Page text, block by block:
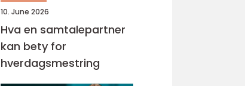
10. June 2026
Hva en samtalepartner
kan bety for
hverdagsmestring